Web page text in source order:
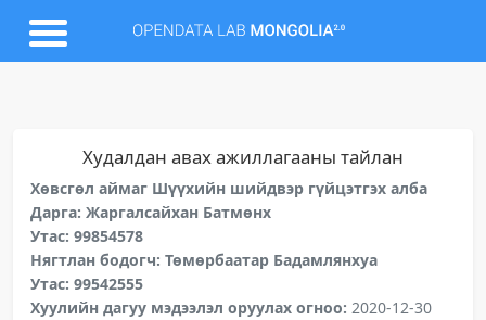
Худалдан авах ажиллагааны тайлан
Хөвсгөл аймаг Шүүхийн шийдвэр гүйцэтгэх алба
Дарга: Жаргалсайхан Батмөнх
Утас: 99854578
Нягтлан бодогч: Төмөрбаатар Бадамлянхуа
Утас: 99542555
Хуулийн дагуу мэдээлэл оруулах огноо: 2020-12-30